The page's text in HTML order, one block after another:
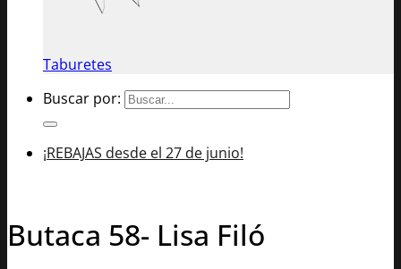
Taburetes
Buscar por:
¡REBAJAS desde el 27 de junio!
Butaca 58- Lisa Filó